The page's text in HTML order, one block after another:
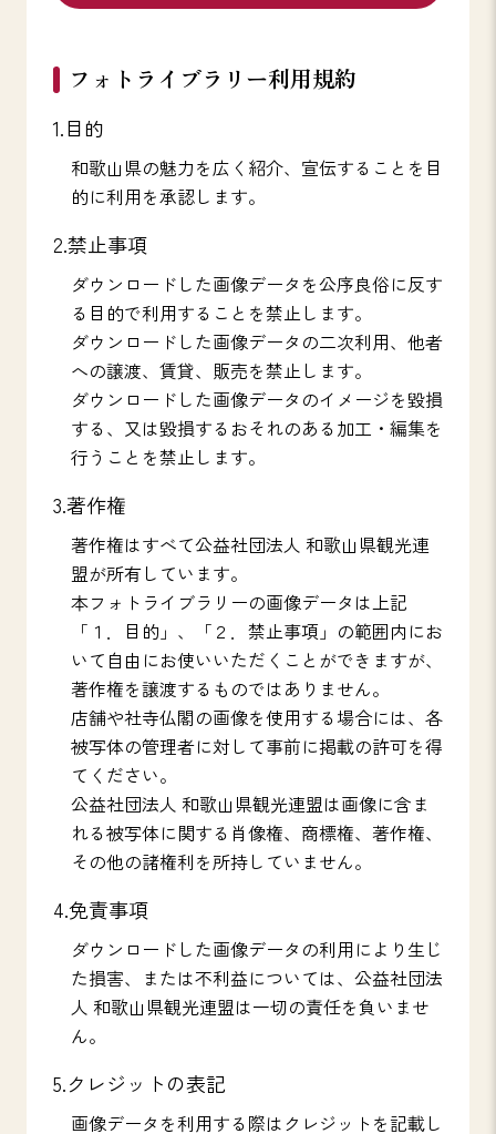
フォトライブラリー利用規約
1.目的
和歌山県の魅力を広く紹介、宣伝することを目
的に利用を承認します。
2.禁止事項
ダウンロードした画像データを公序良俗に反す
る目的で利用することを禁止します。
ダウンロードした画像データの二次利用、他者
への譲渡、賃貸、販売を禁止します。
ダウンロードした画像データのイメージを毀損
する、又は毀損するおそれのある加工・編集を
行うことを禁止します。
3.著作権
著作権はすべて公益社団法人 和歌山県観光連
盟が所有しています。
本フォトライブラリーの画像データは上記
「１．目的」、「２．禁止事項」の範囲内にお
いて自由にお使いいただくことができますが、
著作権を譲渡するものではありません。
店舗や社寺仏閣の画像を使用する場合には、各
被写体の管理者に対して事前に掲載の許可を得
てください。
公益社団法人 和歌山県観光連盟は画像に含ま
れる被写体に関する肖像権、商標権、著作権、
その他の諸権利を所持していません。
4.免責事項
ダウンロードした画像データの利用により生じ
た損害、または不利益については、公益社団法
人 和歌山県観光連盟は一切の責任を負いませ
ん。
5.クレジットの表記
画像データを利用する際はクレジットを記載し